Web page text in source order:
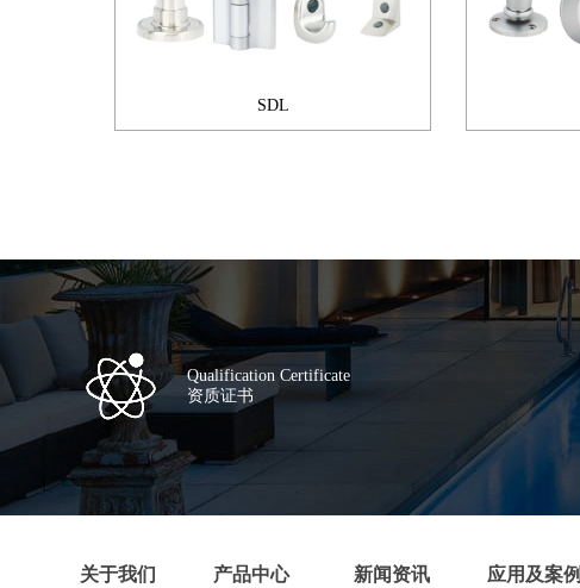
SDL
Qualification Certificate
资质证书
关于我们 产品中心 新闻资讯 应用及案例